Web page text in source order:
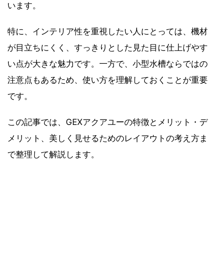
います。
特に、インテリア性を重視したい人にとっては、機材
が目立ちにくく、すっきりとした見た目に仕上げやす
い点が大きな魅力です。一方で、小型水槽ならではの
注意点もあるため、使い方を理解しておくことが重要
です。
この記事では、GEXアクアユーの特徴とメリット・デ
メリット、美しく見せるためのレイアウトの考え方ま
で整理して解説します。